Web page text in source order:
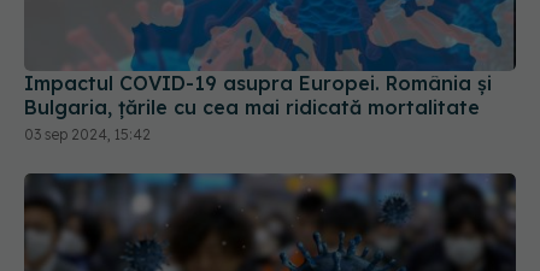
Impactul COVID-19 asupra Europei. România și
Bulgaria, țările cu cea mai ridicată mortalitate
03 sep 2024, 15:42